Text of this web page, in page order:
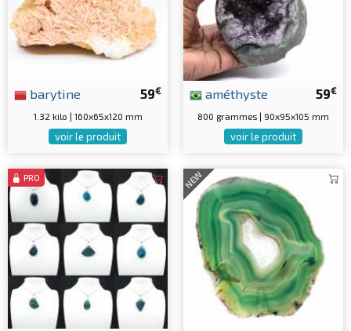
59€
barytine
1.32 kilo | 160x65x120 mm
voir le produit
59€
améthyste
800 grammes | 90x95x105 mm
voir le produit
PRO NEW